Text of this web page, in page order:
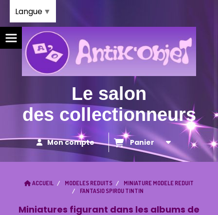
Le salon
des collectionneurs
Mon compte Panier
ACCUEIL MODELES REDUITS
MINIATURE MODELE REDUIT
FANTASIO SPIROU TINTIN
Miniatures figurant dans les albums de
Langue ▼